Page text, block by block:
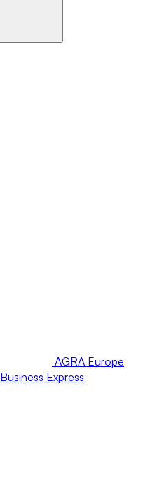
AGRA Europe
Business Express